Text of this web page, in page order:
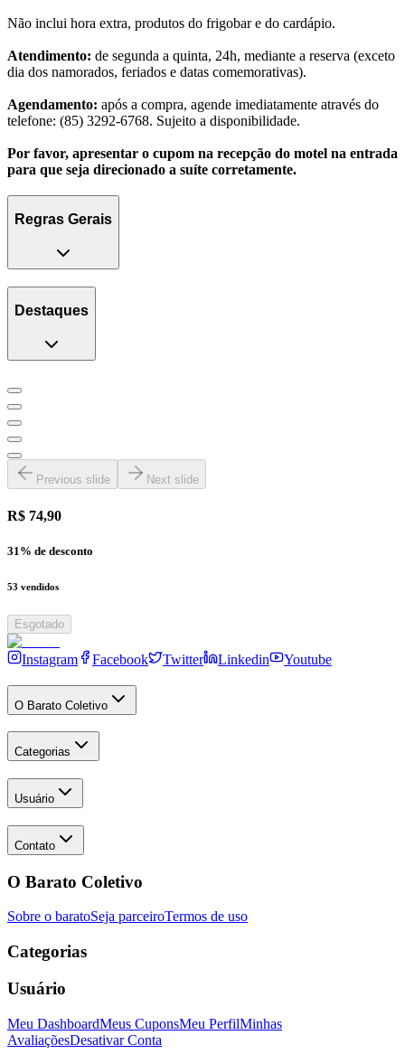
Não inclui hora extra, produtos do frigobar e do cardápio.
Atendimento: de segunda a quinta, 24h, mediante a reserva (exceto
dia dos namorados, feriados e datas comemorativas).
Agendamento: após a compra, agende imediatamente através do
telefone: (85) 3292-6768. Sujeito a disponibilidade.
Por favor, apresentar o cupom na recepção do motel na entrada
para que seja direcionado a suíte corretamente.
Regras Gerais
Destaques
Previous slide Next slide
R$ 74,90
31% de desconto
53 vendidos
Esgotado
Instagram Facebook Twitter Linkedin Youtube
O Barato Coletivo
Categorias
Usuário
Contato
O Barato Coletivo
Sobre o baratoSeja parceiroTermos de uso
Categorias
Usuário
Meu DashboardMeus CuponsMeu PerfilMinhas
AvaliaçõesDesativar Conta